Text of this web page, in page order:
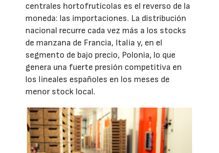
centrales hortofrutícolas es el reverso de la
moneda: las importaciones. La distribución
nacional recurre cada vez más a los stocks
de manzana de Francia, Italia y, en el
segmento de bajo precio, Polonia, lo que
genera una fuerte presión competitiva en
los lineales españoles en los meses de
menor stock local.